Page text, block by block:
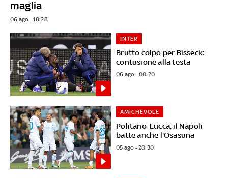
maglia
06 ago - 18:28
Brutto colpo per Bisseck:
contusione alla testa
INTER
06 ago - 00:20
Politano-Lucca, il Napoli
batte anche l'Osasuna
AMICHEVOLE
05 ago - 20:30